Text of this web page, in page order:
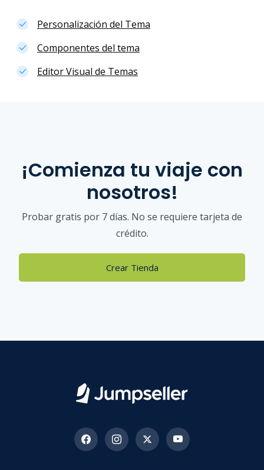
Personalización del Tema
Componentes del tema
Editor Visual de Temas
¡Comienza tu viaje con
nosotros!
Probar gratis por 7 días. No se requiere tarjeta de
crédito.
Crear Tienda